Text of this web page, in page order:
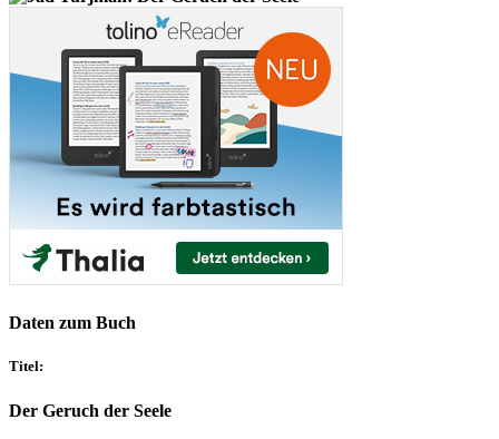
Daten zum Buch
Titel:
Der Geruch der Seele